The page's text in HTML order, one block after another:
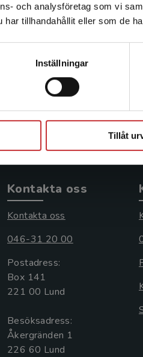
och analysföretag som vi
har tillhandahållit eller som de
Inställningar
Tillåt
Sverige. För att kunna slutföra
leveransadressen vara i
Om
Schoultz, I - Nafstad, I
378 krinkl. moms
Kontakta oss
Kontakta oss
046-31 20 00
Postadress:
Box 141
221 00 Lund
Besöksadress:
Åkergränden 1